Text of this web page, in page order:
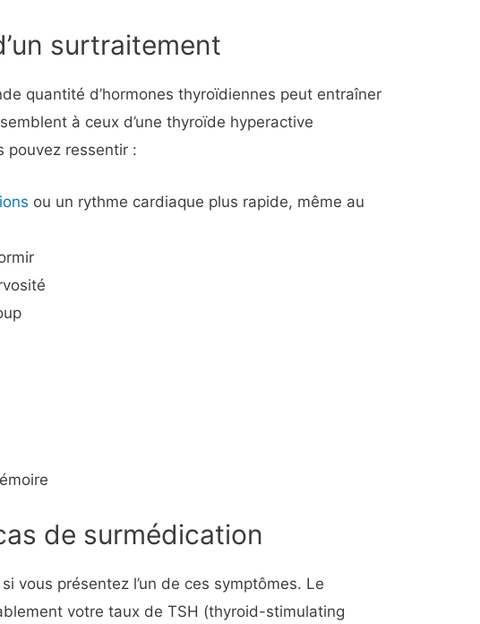
surtraitement
quantité d’hormones thyroïdiennes peut entraîner
à ceux d’une thyroïde hyperactive
pouvez ressentir :
ou un rythme cardiaque plus rapide, même au
de surmédication
vous présentez l’un de ces symptômes. Le
votre taux de TSH (thyroid-stimulating